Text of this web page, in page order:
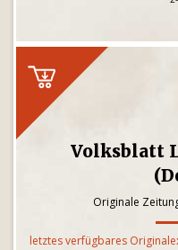
Volksblatt
Originale
letztes verfügbares